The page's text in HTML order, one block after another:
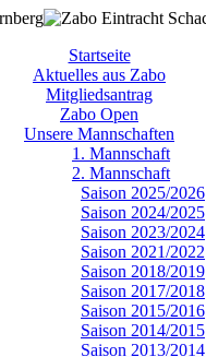
Startseite
Aktuelles aus Zabo
Mitgliedsantrag
Zabo Open
Unsere Mannschaften
1. Mannschaft
2. Mannschaft
Saison 2025/2026
Saison 2024/2025
Saison 2023/2024
Saison 2021/2022
Saison 2018/2019
Saison 2017/2018
Saison 2015/2016
Saison 2014/2015
Saison 2013/2014